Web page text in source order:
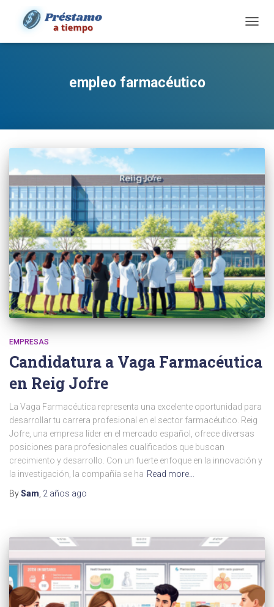
empleo farmacéutico
EMPRESAS
Candidatura a Vaga Farmacéutica
en Reig Jofre
La Vaga Farmacéutica representa una excelente oportunidad para
desarrollar tu carrera profesional en el sector farmacéutico. Reig
Jofre, una empresa líder en el mercado español, ofrece diversas
posiciones para profesionales cualificados que buscan
crecimiento y desarrollo. Con un fuerte enfoque en la innovación y
la investigación, la compañía se ha Read more…
BySam 2 años ago